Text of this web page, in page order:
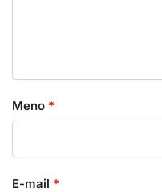
Meno *
E-mail *